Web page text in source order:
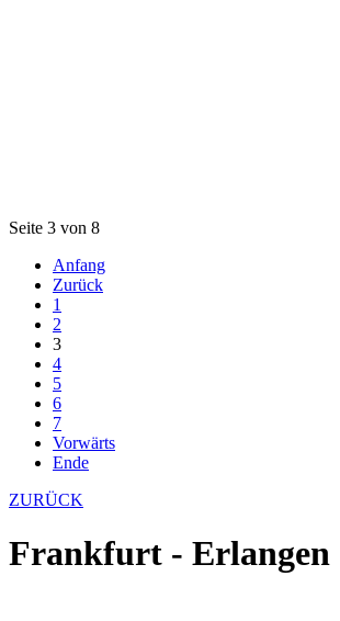
Seite 3 von 8
Anfang
Zurück
1
2
3
4
5
6
7
Vorwärts
Ende
ZURÜCK
Frankfurt - Erlangen